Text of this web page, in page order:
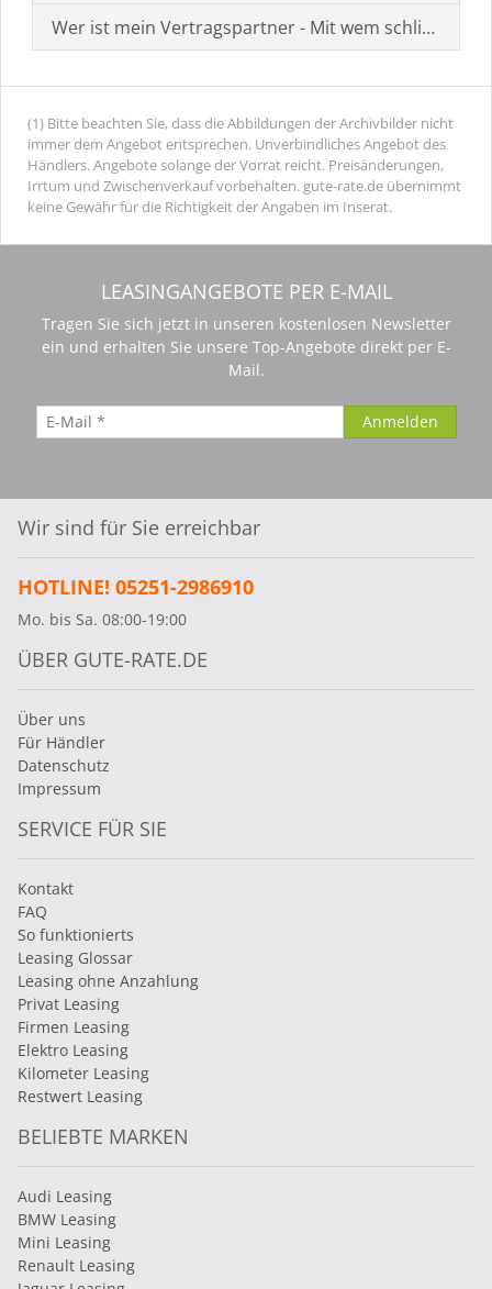
Wer ist mein Vertragspartner - Mit wem schließe ich
(1) Bitte beachten Sie, dass die Abbildungen der Archivbilder nicht
immer dem Angebot entsprechen. Unverbindliches Angebot des
Händlers. Angebote solange der Vorrat reicht. Preisänderungen,
Irrtum und Zwischenverkauf vorbehalten. gute-rate.de übernimmt
keine Gewähr für die Richtigkeit der Angaben im Inserat.
LEASINGANGEBOTE PER E-MAIL
Tragen Sie sich jetzt in unseren kostenlosen Newsletter
ein und erhalten Sie unsere Top-Angebote direkt per E-
Mail.
Wir sind für Sie erreichbar
HOTLINE! 05251-2986910
Mo. bis Sa. 08:00-19:00
ÜBER GUTE-RATE.DE
Über uns
Für Händler
Datenschutz
Impressum
SERVICE FÜR SIE
Kontakt
FAQ
So funktionierts
Leasing Glossar
Leasing ohne Anzahlung
Privat Leasing
Firmen Leasing
Elektro Leasing
Kilometer Leasing
Restwert Leasing
BELIEBTE MARKEN
Audi Leasing
BMW Leasing
Mini Leasing
Renault Leasing